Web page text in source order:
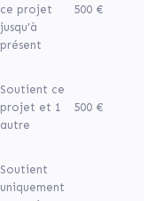
ce projet
jusqu'à
présent
500 €
Soutient ce
projet et 1
autre
500 €
Soutient
uniquement